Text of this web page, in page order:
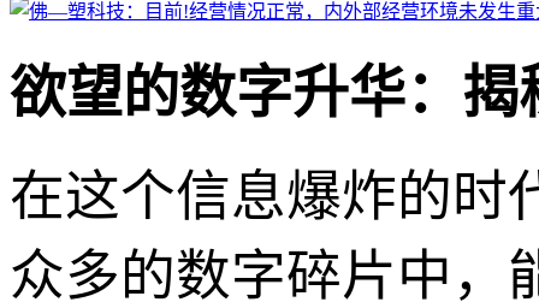
欲望的数字升华：
在这个信息爆炸的时
众多的数字碎片中，